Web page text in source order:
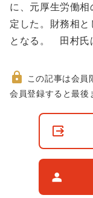
動に、元厚生労働
定した。財務相
となる。 田村氏
非
この記事は会員
会員登録すると最後